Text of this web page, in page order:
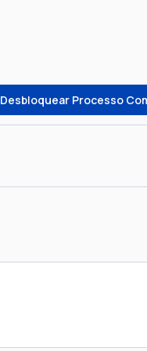
Desbloquear Processo